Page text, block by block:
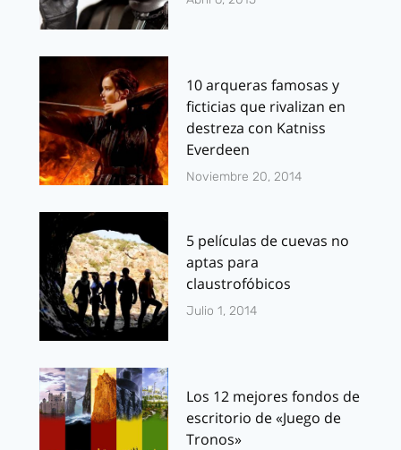
10 arqueras famosas y
ficticias que rivalizan en
destreza con Katniss
Everdeen
Noviembre 20, 2014
5 películas de cuevas no
aptas para
claustrofóbicos
Julio 1, 2014
Los 12 mejores fondos de
escritorio de «Juego de
Tronos»